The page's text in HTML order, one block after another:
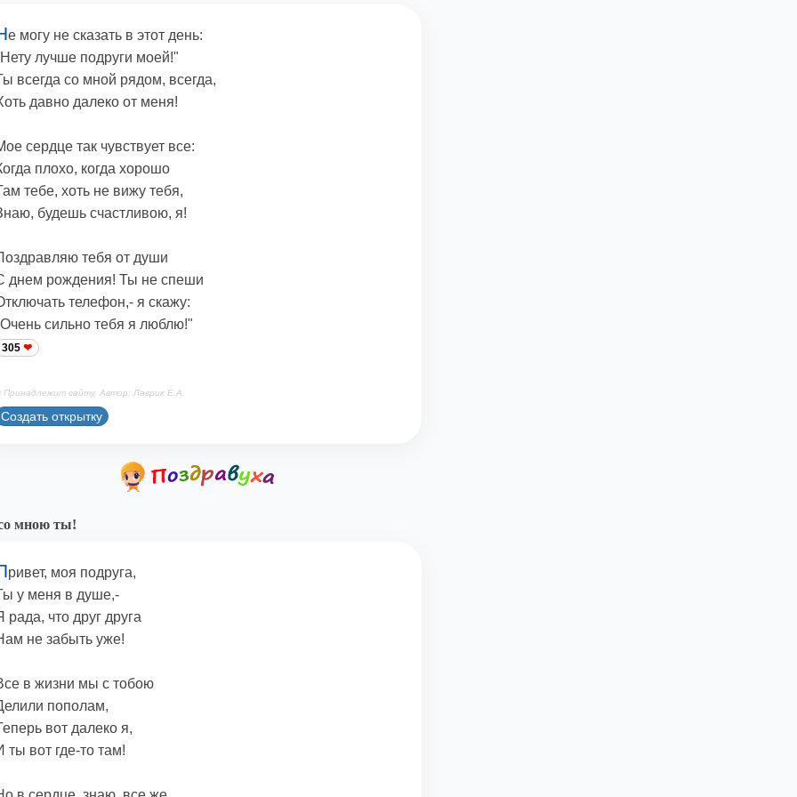
е могу не сказать в этот день:
лучше подруги моей!"
всегда со мной рядом, всегда,
давно далеко от меня!
сердце так чувствует все:
плохо, когда хорошо
тебе, хоть не вижу тебя,
будешь счастливою, я!
тебя от души
днем рождения! Ты не спеши
телефон,- я скажу:
сильно тебя я люблю!"
305
Принадлежит сайту. Автор: Лаврик Е.А.
Создать открытку
мною ты!
ривет, моя подруга,
у меня в душе,-
рада, что друг друга
не забыть уже!
в жизни мы с тобою
пополам,
вот далеко я,
ты вот где-то там!